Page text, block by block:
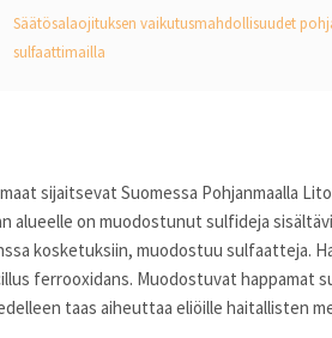
Säätösalaojituksen vaikutusmahdollisuudet
sulfaattimailla
sijaitsevat Suomessa Pohjanmaalla
alueelle on muodostunut sulfideja
kosketuksiin, muodostuu sulfaatteja.
ferrooxidans. Muodostuvat happamat
taas aiheuttaa eliöille haitallisten